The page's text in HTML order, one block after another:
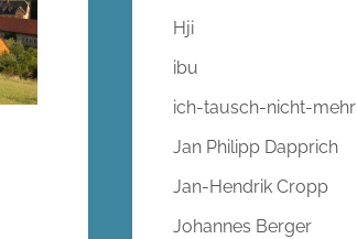
Hji
ibu
ich-tausch-nicht-mehr
Jan Philipp Dapprich
Jan-Hendrik Cropp
Johannes Berger